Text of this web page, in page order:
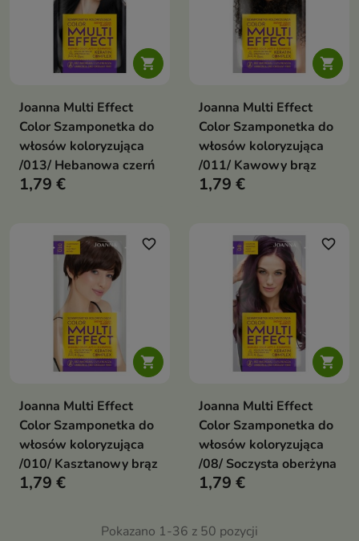

Joanna Multi Effect
Color Szamponetka do
włosów koloryzująca
/013/ Hebanowa czerń
1,79 €

Joanna Multi Effect
Color Szamponetka do
włosów koloryzująca
/011/ Kawowy brąz
1,79 €

favorite_border
Joanna Multi Effect
Color Szamponetka do
włosów koloryzująca
/010/ Kasztanowy brąz
1,79 €

favorite_border
Joanna Multi Effect
Color Szamponetka do
włosów koloryzująca
/08/ Soczysta oberżyna
1,79 €
Pokazano 1-36 z 50 pozycji